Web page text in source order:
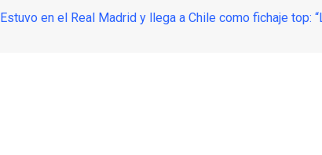
Estuvo en el Real Madrid y llega a Chile como fichaje top: